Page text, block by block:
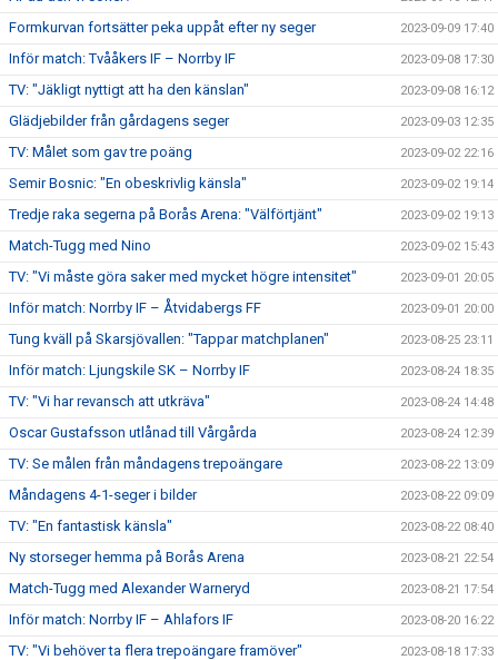
Formkurvan fortsätter peka uppåt efter ny seger 2023-09-09 17:40
Inför match: Tvååkers IF – Norrby IF 2023-09-08 17:30
TV: "Jäkligt nyttigt att ha den känslan" 2023-09-08 16:12
Glädjebilder från gårdagens seger 2023-09-03 12:35
TV: Målet som gav tre poäng 2023-09-02 22:16
Semir Bosnic: "En obeskrivlig känsla" 2023-09-02 19:14
Tredje raka segerna på Borås Arena: "Välförtjänt" 2023-09-02 19:13
Match-Tugg med Nino 2023-09-02 15:43
TV: "Vi måste göra saker med mycket högre intensitet" 2023-09-01 20:05
Inför match: Norrby IF – Åtvidabergs FF 2023-09-01 20:00
Tung kväll på Skarsjövallen: "Tappar matchplanen" 2023-08-25 23:11
Inför match: Ljungskile SK – Norrby IF 2023-08-24 18:35
TV: "Vi har revansch att utkräva" 2023-08-24 14:48
Oscar Gustafsson utlånad till Vårgårda 2023-08-24 12:39
TV: Se målen från måndagens trepoängare 2023-08-22 13:09
Måndagens 4-1-seger i bilder 2023-08-22 09:09
TV: "En fantastisk känsla" 2023-08-22 08:40
Ny storseger hemma på Borås Arena 2023-08-21 22:54
Match-Tugg med Alexander Warneryd 2023-08-21 17:54
Inför match: Norrby IF – Ahlafors IF 2023-08-20 16:22
TV: "Vi behöver ta flera trepoängare framöver" 2023-08-18 17:33